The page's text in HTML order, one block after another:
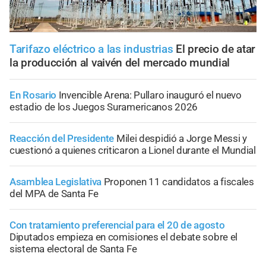
Tarifazo eléctrico a las industrias El precio de atar
la producción al vaivén del mercado mundial
En Rosario Invencible Arena: Pullaro inauguró el nuevo
estadio de los Juegos Suramericanos 2026
Reacción del Presidente Milei despidió a Jorge Messi y
cuestionó a quienes criticaron a Lionel durante el Mundial
Asamblea Legislativa Proponen 11 candidatos a fiscales
del MPA de Santa Fe
Con tratamiento preferencial para el 20 de agosto
Diputados empieza en comisiones el debate sobre el
sistema electoral de Santa Fe